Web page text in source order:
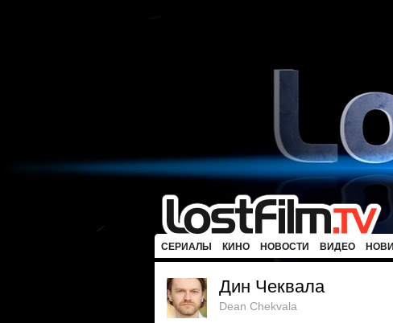
СЕРИАЛЫ КИНО НОВОСТИ ВИДЕО
Дин Чеквала
Dean Chekvala